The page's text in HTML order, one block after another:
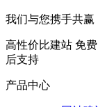
我们与您携手共赢
高性价比建站 免
后支持
产品中心